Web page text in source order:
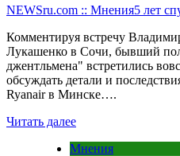
NEWSru.com :: Мнения5 лет
Комментируя встречу
Лукашенко в Сочи, бывший
джентльмена" встретились
обсуждать детали и
Ryanair в Минске….
Читать далее
Мнения